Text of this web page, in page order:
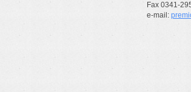
Fax 0341-
e-mail: